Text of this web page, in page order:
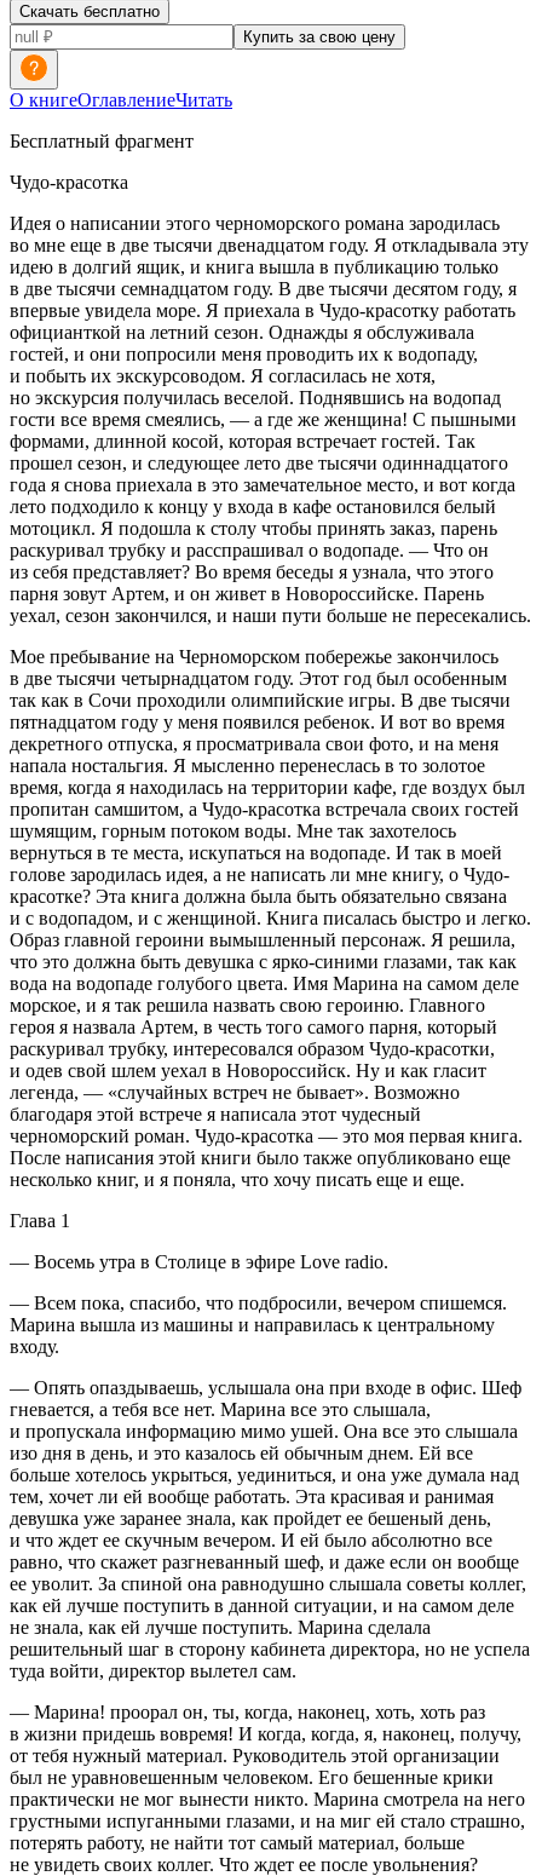
Скачать бесплатно
Купить за свою цену
О книгеОглавлениеЧитать
Бесплатный фрагмент
Чудо-красотка
Идея о написании этого черноморского романа зародилась
во мне еще в две тысячи двенадцатом году. Я откладывала эту
идею в долгий ящик, и книга вышла в публикацию только
в две тысячи семнадцатом году. В две тысячи десятом году, я
впервые увидела море. Я приехала в Чудо-красотку работать
официанткой на летний сезон. Однажды я обслуживала
гостей, и они попросили меня проводить их к водопаду,
и побыть их экскурсоводом. Я согласилась не хотя,
но экскурсия получилась веселой. Поднявшись на водопад
гости все время смеялись, — а где же женщина! С пышными
формами, длинной косой, которая встречает гостей. Так
прошел сезон, и следующее лето две тысячи одиннадцатого
года я снова приехала в это замечательное место, и вот когда
лето подходило к концу у входа в кафе остановился белый
мотоцикл. Я подошла к столу чтобы принять заказ, парень
раскуривал трубку и расспрашивал о водопаде. — Что он
из себя представляет? Во время беседы я узнала, что этого
парня зовут Артем, и он живет в Новороссийске. Парень
уехал, сезон закончился, и наши пути больше не пересекались.
Мое пребывание на Черноморском побережье закончилось
в две тысячи четырнадцатом году. Этот год был особенным
так как в Сочи проходили олимпийские игры. В две тысячи
пятнадцатом году у меня появился ребенок. И вот во время
декретного отпуска, я просматривала свои фото, и на меня
напала ностальгия. Я мысленно перенеслась в то золотое
время, когда я находилась на территории кафе, где воздух был
пропитан самшитом, а Чудо-красотка встречала своих гостей
шумящим, горным потоком воды. Мне так захотелось
вернуться в те места, искупаться на водопаде. И так в моей
голове зародилась идея, а не написать ли мне книгу, о Чудо-
красотке? Эта книга должна была быть обязательно связана
и с водопадом, и с женщиной. Книга писалась быстро и легко.
Образ главной героини вымышленный персонаж. Я решила,
что это должна быть девушка с ярко-синими глазами, так как
вода на водопаде голубого цвета. Имя Марина на самом деле
морское, и я так решила назвать свою героиню. Главного
героя я назвала Артем, в честь того самого парня, который
раскуривал трубку, интересовался образом Чудо-красотки,
и одев свой шлем уехал в Новороссийск. Ну и как гласит
легенда, — «случайных встреч не бывает». Возможно
благодаря этой встрече я написала этот чудесный
черноморский роман. Чудо-красотка — это моя первая книга.
После написания этой книги было также опубликовано еще
несколько книг, и я поняла, что хочу писать еще и еще.
Глава 1
— Восемь утра в Столице в эфире Love radio.
— Всем пока, спасибо, что подбросили, вечером спишемся.
Марина вышла из машины и направилась к центральному
входу.
— Опять опаздываешь, услышала она при входе в офис. Шеф
гневается, а тебя все нет. Марина все это слышала,
и пропускала информацию мимо ушей. Она все это слышала
изо дня в день, и это казалось ей обычным днем. Ей все
больше хотелось укрыться, уединиться, и она уже думала над
тем, хочет ли ей вообще работать. Эта красивая и ранимая
девушка уже заранее знала, как пройдет ее бешеный день,
и что ждет ее скучным вечером. И ей было абсолютно все
равно, что скажет разгневанный шеф, и даже если он вообще
ее уволит. За спиной она равнодушно слышала советы коллег,
как ей лучше поступить в данной ситуации, и на самом деле
не знала, как ей лучше поступить. Марина сделала
решительный шаг в сторону кабинета директора, но не успела
туда войти, директор вылетел сам.
— Марина! проорал он, ты, когда, наконец, хоть, хоть раз
в жизни придешь вовремя! И когда, когда, я, наконец, получу,
от тебя нужный материал. Руководитель этой организации
был не уравновешенным человеком. Его бешенные крики
практически не мог вынести никто. Марина смотрела на него
грустными испуганными глазами, и на миг ей стало страшно,
потерять работу, не найти тот самый материал, больше
не увидеть своих коллег. Что ждет ее после увольнения?